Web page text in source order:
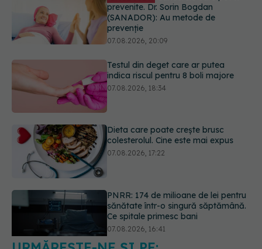
Testul din deget care ar putea
indica riscul pentru 8 boli majore
07.08.2026, 18:34
Dieta care poate crește brusc
colesterolul. Cine este mai expus
PNRR: 174 de milioane de lei pentru
sănătate într-o singură săptămână.
Ce spune culoarea ta preferată
despre vârsta pe care o ai. Care
este "codul cromatic" al generațiilor
URMĂREȘTE-NE ȘI PE:
URMĂRITORI